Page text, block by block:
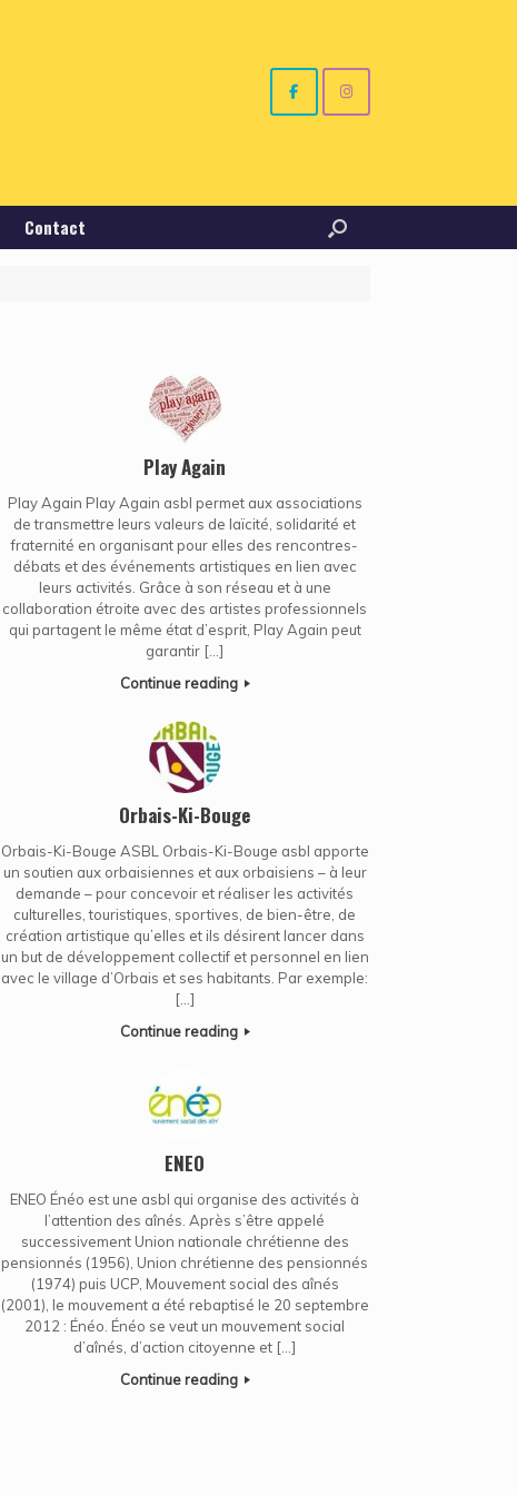
Contact
Play Again
Play Again Play Again asbl permet aux associations
de transmettre leurs valeurs de laïcité, solidarité et
fraternité en organisant pour elles des rencontres-
débats et des événements artistiques en lien avec
leurs activités. Grâce à son réseau et à une
collaboration étroite avec des artistes professionnels
qui partagent le même état d’esprit, Play Again peut
garantir […]
Continue reading
Orbais-Ki-Bouge
Orbais-Ki-Bouge ASBL Orbais-Ki-Bouge asbl apporte
un soutien aux orbaisiennes et aux orbaisiens – à leur
demande – pour concevoir et réaliser les activités
culturelles, touristiques, sportives, de bien-être, de
création artistique qu’elles et ils désirent lancer dans
un but de développement collectif et personnel en lien
avec le village d’Orbais et ses habitants. Par exemple:
[…]
Continue reading
ENEO
ENEO Énéo est une asbl qui organise des activités à
l’attention des aînés. Après s’être appelé
successivement Union nationale chrétienne des
pensionnés (1956), Union chrétienne des pensionnés
(1974) puis UCP, Mouvement social des aînés
(2001), le mouvement a été rebaptisé le 20 septembre
2012 : Énéo. Énéo se veut un mouvement social
d’aînés, d’action citoyenne et […]
Continue reading